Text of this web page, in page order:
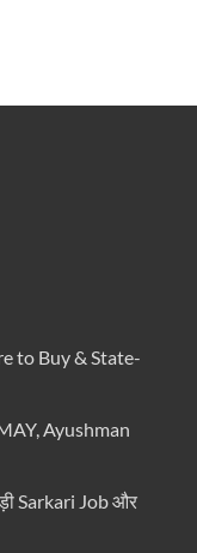
to Buy & State-
Ayushman
Sarkari Job और